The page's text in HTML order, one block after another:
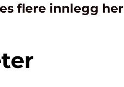
flere innlegg her